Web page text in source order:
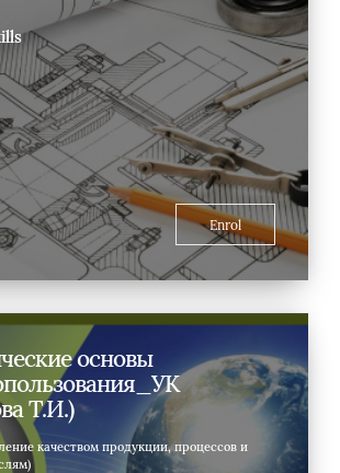
Enrol
основы
Т.И.)
качеством продукции, процессов и